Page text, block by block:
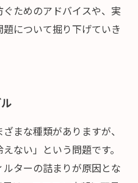
ためのアドバイスや、実
について掘り下げていき
まな種類がありますが、
ない」という問題です。
ターの詰まりが原因とな